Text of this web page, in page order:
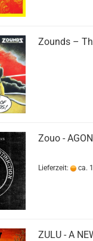
Zounds ‎–
Zouo -
Lieferzeit: ca.
ZULU - A